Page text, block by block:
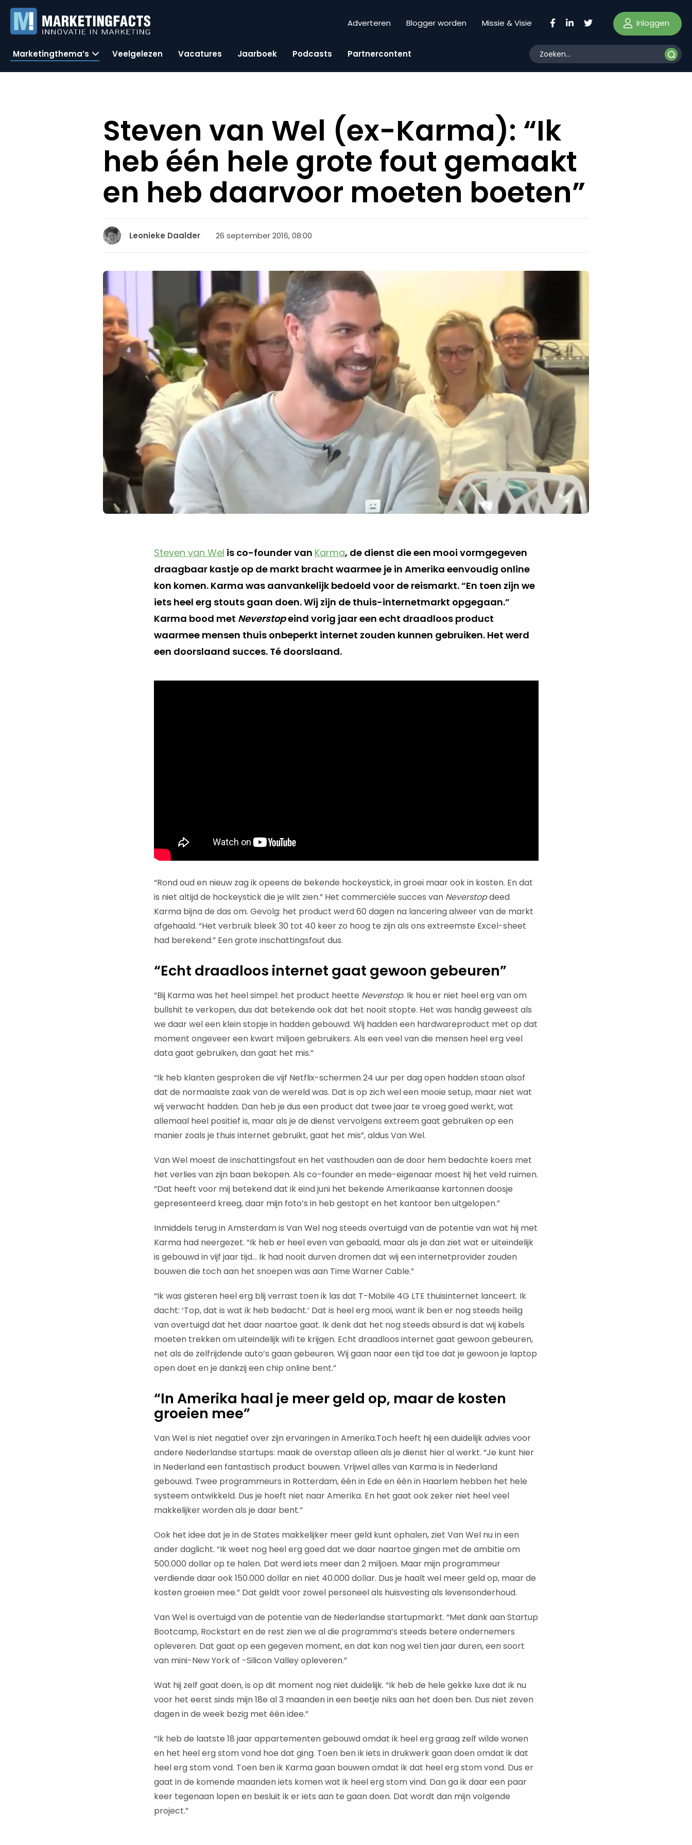
Adverteren Blogger worden Missie & Visie Inloggen
Marketingthema’s Veelgelezen Vacatures Jaarboek Podcasts Partnercontent
Steven van Wel (ex-Karma): “Ik
heb één hele grote fout gemaakt
en heb daarvoor moeten boeten”
Leonieke Daalder 26 september 2016, 08:00
Steven van Wel is co-founder van Karma, de dienst die een mooi vormgegeven
draagbaar kastje op de markt bracht waarmee je in Amerika eenvoudig online
kon komen. Karma was aanvankelijk bedoeld voor de reismarkt. “En toen zijn we
iets heel erg stouts gaan doen. Wij zijn de thuis-internetmarkt opgegaan.”
Karma bood met Neverstopeind vorig jaar een echt draadloos product
waarmee mensen thuis onbeperkt internet zouden kunnen gebruiken. Het werd
een doorslaand succes. Té doorslaand.
“Rond oud en nieuw zag ik opeens de bekende hockeystick, in groei maar ook in kosten. En dat
is niet altijd de hockeystick die je wilt zien.” Het commerciële succes van Neverstopdeed
Karma bijna de das om. Gevolg: het product werd 60 dagen na lancering alweer van de markt
afgehaald. “Het verbruik bleek 30 tot 40 keer zo hoog te zijn als ons extreemste Excel-sheet
had berekend.” Een grote inschattingsfout dus.
“Echt draadloos internet gaat gewoon gebeuren”
“Bij Karma was het heel simpel: het product heette Neverstop. Ik hou er niet heel erg van om
bullshit te verkopen, dus dat betekende ook dat het nooit stopte. Het was handig geweest als
we daar wel een klein stopje in hadden gebouwd. Wij hadden een hardwareproduct met op dat
moment ongeveer een kwart miljoen gebruikers. Als een veel van die mensen heel erg veel
data gaat gebruiken, dan gaat het mis.”
“Ik heb klanten gesproken die vijf Netflix-schermen 24 uur per dag open hadden staan alsof
dat de normaalste zaak van de wereld was. Dat is op zich wel een mooie setup, maar niet wat
wij verwacht hadden. Dan heb je dus een product dat twee jaar te vroeg goed werkt, wat
allemaal heel positief is, maar als je de dienst vervolgens extreem gaat gebruiken op een
manier zoals je thuis internet gebruikt, gaat het mis”, aldus Van Wel.
Van Wel moest de inschattingsfout en het vasthouden aan de door hem bedachte koers met
het verlies van zijn baan bekopen. Als co-founder en mede-eigenaar moest hij het veld ruimen.
“Dat heeft voor mij betekend dat ik eind juni het bekende Amerikaanse kartonnen doosje
gepresenteerd kreeg, daar mijn foto’s in heb gestopt en het kantoor ben uitgelopen.”
Inmiddels terug in Amsterdam is Van Wel nog steeds overtuigd van de potentie van wat hij met
Karma had neergezet. “Ik heb er heel even van gebaald, maar als je dan ziet wat er uiteindelijk
is gebouwd in vijf jaar tijd… Ik had nooit durven dromen dat wij een internetprovider zouden
bouwen die toch aan het snoepen was aan Time Warner Cable.”
“Ik was gisteren heel erg blij verrast toen ik las dat T-Mobile 4G LTE thuisinternet lanceert. Ik
dacht: ‘Top, dat is wat ik heb bedacht.’ Dat is heel erg mooi, want ik ben er nog steeds heilig
van overtuigd dat het daar naartoe gaat. Ik denk dat het nog steeds absurd is dat wij kabels
moeten trekken om uiteindelijk wifi te krijgen. Echt draadloos internet gaat gewoon gebeuren,
net als de zelfrijdende auto’s gaan gebeuren. Wij gaan naar een tijd toe dat je gewoon je laptop
open doet en je dankzij een chip online bent.”
“In Amerika haal je meer geld op, maar de kosten
groeien mee”
Van Wel is niet negatief over zijn ervaringen in Amerika.Toch heeft hij een duidelijk advies voor
andere Nederlandse startups: maak de overstap alleenals je dienst hier al werkt. “Je kunt hier
in Nederland een fantastisch product bouwen. Vrijwel alles van Karma is in Nederland
gebouwd. Twee programmeurs in Rotterdam, één in Ede en één in Haarlem hebben het hele
systeem ontwikkeld. Dus je hoeft niet naar Amerika. En het gaat ook zeker niet heel veel
makkelijker worden als je daar bent.”
Ook het idee dat je in de States makkelijker meer geld kunt ophalen, ziet Van Wel nu in een
ander daglicht. “Ik weet nog heel erg goed dat we daar naartoe gingen met de ambitie om
500.000 dollar op te halen. Dat werd iets meer dan 2 miljoen. Maar mijn programmeur
verdiende daar ook 150.000 dollar en niet 40.000 dollar. Dus je haalt wel meer geld op, maar de
kosten groeien mee.” Dat geldt voor zowel personeel als huisvesting als levensonderhoud.
Van Wel is overtuigd van de potentie van de Nederlandse startupmarkt. “Met dank aan Startup
Bootcamp, Rockstart en de rest zien we al die programma’s steeds betere ondernemers
opleveren. Dat gaat op een gegeven moment, en dat kan nog wel tien jaar duren, een soort
van mini-New York of -Silicon Valley opleveren.”
Wat hij zelf gaat doen, is op dit moment nog niet duidelijk. “Ik heb de hele gekke luxe dat ik nu
voor het eerst sinds mijn 18e al 3 maanden in een beetje niks aan het doen ben. Dus niet zeven
dagen in de week bezig met één idee.”
“Ik heb de laatste 18 jaar appartementen gebouwd omdat ik heel erg graag zelf wilde wonen
en het heel erg stom vond hoe dat ging. Toen ben ik iets in drukwerk gaan doen omdat ik dat
heel erg stom vond. Toen ben ik Karma gaan bouwen omdat ik dat heel erg stom vond. Dus er
gaat in de komende maanden iets komen wat ik heel erg stom vind. Dan ga ik daar een paar
keer tegenaan lopen en besluit ik er iets aan te gaan doen. Dat wordt dan mijn volgende
project.”